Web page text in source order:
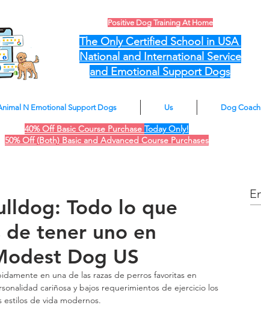
Positive Dog Training At Home
The Only Certified School in USA
National and International Service
and Emotional Support Dogs
N Emotional Support Dogs Us Dog
40% Off Basic Course Purchase Today Only!
50% Off (Both) Basic and Advanced Course Purchases
Todo lo que
de tener uno en
Dog US
en una de las razas de perros favoritas en
cariñosa y bajos requerimientos de ejercicio los
estilos de vida modernos.